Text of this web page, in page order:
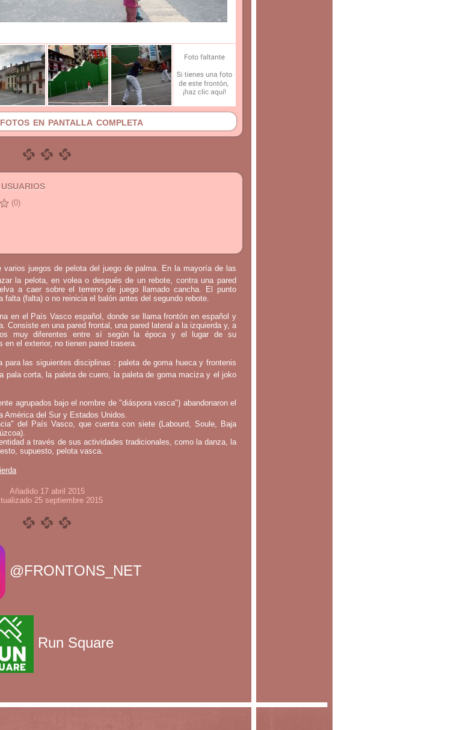
en pantalla completa
(0)
juegos de pelota del juego de palma. En la mayoría de las
la pelota, en volea o después de un rebote, contra una pared
a caer sobre el terreno de juego llamado cancha. El punto
falta (falta) o no reinicia el balón antes del segundo rebote.
en el País Vasco español, donde se llama frontón en español y
Consiste en una pared frontal, una pared lateral a la izquierda y, a
muy diferentes entre sí según la época y el lugar de su
el exterior, no tienen pared trasera.
para las siguientes disciplinas : paleta de goma hueca y frontenis
pala corta, la paleta de cuero, la paleta de goma maciza y el joko
agrupados bajo el nombre de "diáspora vasca") abandonaron el
América del Sur y Estados Unidos.
del País Vasco, que cuenta con siete (Labourd, Soule, Baja
a través de sus actividades tradicionales, como la danza, la
supuesto, pelota vasca.
Añadido 17 abril 2015
25 septiembre 2015
@FRONTONS_NET
Run Square